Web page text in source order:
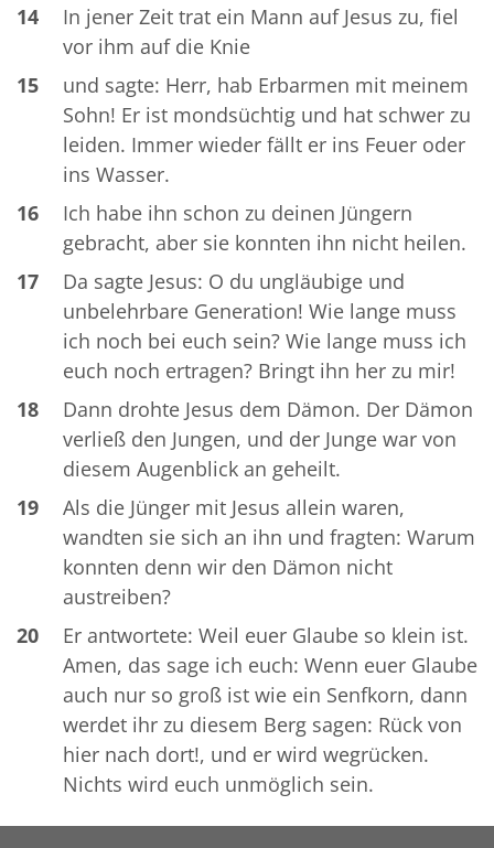
14
In jener Zeit trat ein Mann auf Jesus zu, fiel
vor ihm auf die Knie
15
und sagte: Herr, hab Erbarmen mit meinem
Sohn! Er ist mondsüchtig und hat schwer zu
leiden. Immer wieder fällt er ins Feuer oder
ins Wasser.
16
Ich habe ihn schon zu deinen Jüngern
gebracht, aber sie konnten ihn nicht heilen.
17
Da sagte Jesus: O du ungläubige und
unbelehrbare Generation! Wie lange muss
ich noch bei euch sein? Wie lange muss ich
euch noch ertragen? Bringt ihn her zu mir!
18
Dann drohte Jesus dem Dämon. Der Dämon
verließ den Jungen, und der Junge war von
diesem Augenblick an geheilt.
19
Als die Jünger mit Jesus allein waren,
wandten sie sich an ihn und fragten: Warum
konnten denn wir den Dämon nicht
austreiben?
20
Er antwortete: Weil euer Glaube so klein ist.
Amen, das sage ich euch: Wenn euer Glaube
auch nur so groß ist wie ein Senfkorn, dann
werdet ihr zu diesem Berg sagen: Rück von
hier nach dort!, und er wird wegrücken.
Nichts wird euch unmöglich sein.